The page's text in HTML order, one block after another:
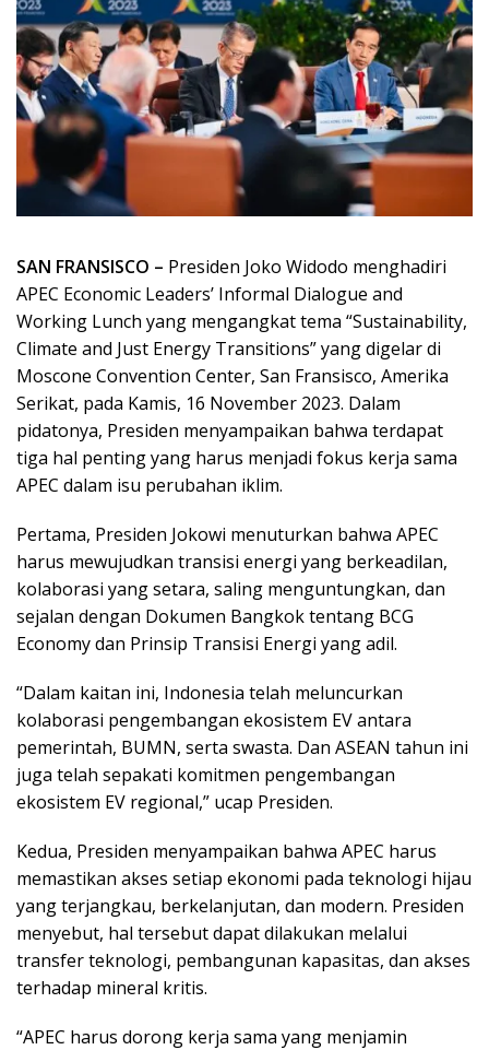
SAN FRANSISCO – Presiden Joko Widodo menghadiri
APEC Economic Leaders’ Informal Dialogue and
Working Lunch yang mengangkat tema “Sustainability,
Climate and Just Energy Transitions” yang digelar di
Moscone Convention Center, San Fransisco, Amerika
Serikat, pada Kamis, 16 November 2023. Dalam
pidatonya, Presiden menyampaikan bahwa terdapat
tiga hal penting yang harus menjadi fokus kerja sama
APEC dalam isu perubahan iklim.
Pertama, Presiden Jokowi menuturkan bahwa APEC
harus mewujudkan transisi energi yang berkeadilan,
kolaborasi yang setara, saling menguntungkan, dan
sejalan dengan Dokumen Bangkok tentang BCG
Economy dan Prinsip Transisi Energi yang adil.
“Dalam kaitan ini, Indonesia telah meluncurkan
kolaborasi pengembangan ekosistem EV antara
pemerintah, BUMN, serta swasta. Dan ASEAN tahun ini
juga telah sepakati komitmen pengembangan
ekosistem EV regional,” ucap Presiden.
Kedua, Presiden menyampaikan bahwa APEC harus
memastikan akses setiap ekonomi pada teknologi hijau
yang terjangkau, berkelanjutan, dan modern. Presiden
menyebut, hal tersebut dapat dilakukan melalui
transfer teknologi, pembangunan kapasitas, dan akses
terhadap mineral kritis.
“APEC harus dorong kerja sama yang menjamin